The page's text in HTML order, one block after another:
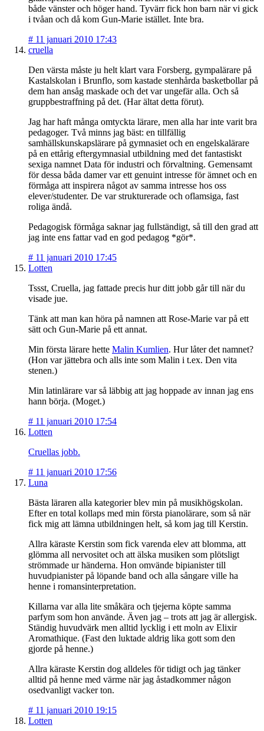
både vänster och höger hand. Tyvärr fick hon barn när vi gick
i tvåan och då kom Gun-Marie istället. Inte bra.
# 11 januari 2010 17:43
cruella
Den värsta måste ju helt klart vara Forsberg, gympalärare på
Kastalskolan i Brunflo, som kastade stenhårda basketbollar på
dem han ansåg maskade och det var ungefär alla. Och så
gruppbestraffning på det. (Har ältat detta förut).
Jag har haft många omtyckta lärare, men alla har inte varit bra
pedagoger. Två minns jag bäst: en tillfällig
samhällskunskapslärare på gymnasiet och en engelskalärare
på en ettårig eftergymnasial utbildning med det fantastiskt
sexiga namnet Data för industri och förvaltning. Gemensamt
för dessa båda damer var ett genuint intresse för ämnet och en
förmåga att inspirera något av samma intresse hos oss
elever/studenter. De var strukturerade och oflamsiga, fast
roliga ändå.
Pedagogisk förmåga saknar jag fullständigt, så till den grad att
jag inte ens fattar vad en god pedagog *gör*.
# 11 januari 2010 17:45
Lotten
Tssst, Cruella, jag fattade precis hur ditt jobb går till när du
visade jue.
Tänk att man kan höra på namnen att Rose-Marie var på ett
sätt och Gun-Marie på ett annat.
Min första lärare hette Malin Kumlien. Hur låter det namnet?
(Hon var jättebra och alls inte som Malin i t.ex. Den vita
stenen.)
Min latinlärare var så läbbig att jag hoppade av innan jag ens
hann börja. (Moget.)
# 11 januari 2010 17:54
Lotten
Cruellas jobb.
# 11 januari 2010 17:56
Luna
Bästa läraren alla kategorier blev min på musikhögskolan.
Efter en total kollaps med min första pianolärare, som så när
fick mig att lämna utbildningen helt, så kom jag till Kerstin.
Allra käraste Kerstin som fick varenda elev att blomma, att
glömma all nervositet och att älska musiken som plötsligt
strömmade ur händerna. Hon omvände bipianister till
huvudpianister på löpande band och alla sångare ville ha
henne i romansinterpretation.
Killarna var alla lite småkära och tjejerna köpte samma
parfym som hon använde. Även jag – trots att jag är allergisk.
Ständig huvudvärk men alltid lycklig i ett moln av Elixir
Aromathique. (Fast den luktade aldrig lika gott som den
gjorde på henne.)
Allra käraste Kerstin dog alldeles för tidigt och jag tänker
alltid på henne med värme när jag åstadkommer någon
osedvanligt vacker ton.
# 11 januari 2010 19:15
Lotten